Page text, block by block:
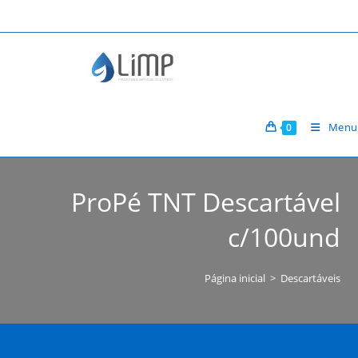
para
0 Menu
ProPé TNT Descartável
c/100und
Página inicial > Descartáveis